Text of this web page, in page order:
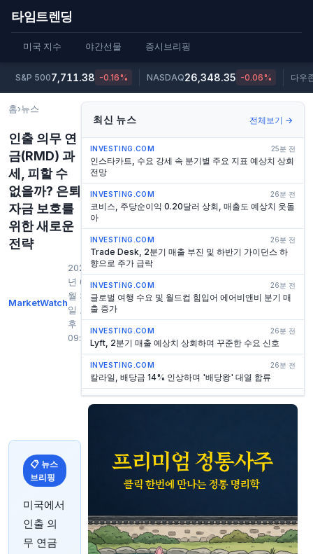
타임트렌딩
미국 지수 야간선물 증시브리핑
S&P 5007,711.38 -0.16% NASDAQ26,348.35 -0.06% 다우
홈›뉴스
인출 의무 연
금(RMD) 과
세, 피할 수
없을까? 은퇴
자금 보호를
위한 새로운
전략
MarketWatch
2026
년 6
월 3
일 오
후
09:57
📋 뉴스
브리핑
미국에서
인출 의
무 연금
최신 뉴스 전체보기 →
INVESTING.COM 25분 전
인스타카트, 수요 강세 속 분기별 주요 지표 예상치 상회
전망
INVESTING.COM 26분 전
코비스, 주당순이익 0.20달러 상회, 매출도 예상치 웃돌
아
INVESTING.COM 26분 전
Trade Desk, 2분기 매출 부진 및 하반기 가이던스 하
향으로 주가 급락
INVESTING.COM 26분 전
글로벌 여행 수요 및 월드컵 힘입어 에어비앤비 분기 매
출 증가
INVESTING.COM 26분 전
Lyft, 2분기 매출 예상치 상회하며 꾸준한 수요 신호
INVESTING.COM 26분 전
칼라일, 배당금 14% 인상하며 '배당왕' 대열 합류
INVESTING.COM 26분 전
Petroleum Partners 인수
INVESTING.COM
퍼스트 파이낸셜 은행, 애빌린 지역 리더십 변경 발표
INVESTING.COM
모바일 인프라, 경영진으로부터 인수 제안 받아
MARKETWATCH 42분 전